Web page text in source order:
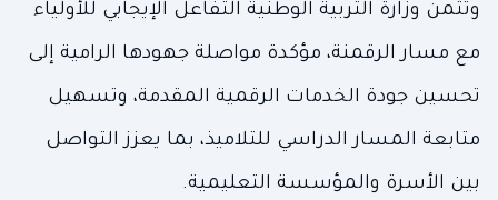
وتثمن وزارة التربية الوطنية التفاعل الإيجابي للأولياء
مع مسار الرقمنة، مؤكدة مواصلة جهودها الرامية إلى
تحسين جودة الخدمات الرقمية المقدمة، وتسهيل
متابعة المسار الدراسي للتلاميذ، بما يعزز التواصل
بين الأسرة والمؤسسة التعليمية.